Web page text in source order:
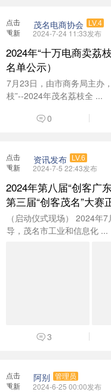
点击
重新
茂名电商协会 LV.4
2024-7-24 11:33发布
2024年“十万电商卖荔
名单公示）
7月23日，由市商务局主办
枝”--2024年茂名荔枝全 ...
0
点击
重新
资讯发布 LV.6
2024-7-5 22:43发布
2024年第八届“创客广
第三届“创客茂名”大赛
（启动仪式现场） 2024年
导，茂名市工业和信息化 ...
3
点击
重新
阿别 管理员
2024-6-25 00:00发布